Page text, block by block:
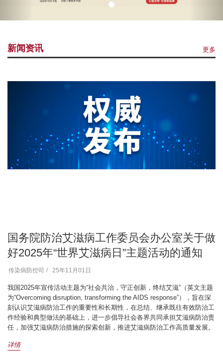
新闻资讯 更多
国务院防治艾滋病工作委员会办公室关于做
好2025年“世界艾滋病日”主题活动的通知
传染病防控司 25年11月01日
我国2025年宣传活动主题为“社会共治，守正创新，终结艾滋”（英文主题
为“Overcoming disruption, transforming the AIDS response”），旨在深
刻认识艾滋病防治工作的重要性和长期性，在总结、继承既往有效防治工
作经验和典型做法的基础上，进一步倡导社会各界共同承担艾滋病防治责
任，加强艾滋病防治措施的探索创新，推进艾滋病防治工作高质量发展。
详情